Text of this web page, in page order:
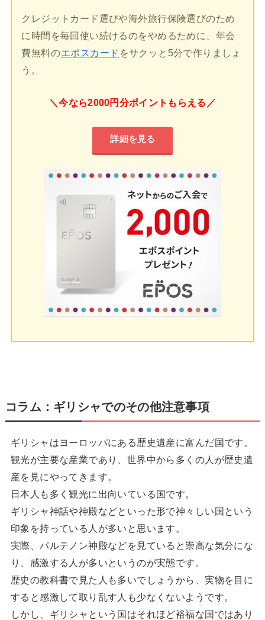
クレジットカード選びや海外旅行保険選びのため
に時間を毎回使い続けるのをやめるために、年会
費無料のエポスカード をサクッと5分で作りましょ
う。
＼今なら2000円分ポイントもらえる／
詳細を見る
コラム：ギリシャでのその他注意事項
ギリシャはヨーロッパにある歴史遺産に富んだ国です。
観光が主要な産業であり、世界中から多くの人が歴史遺
産を見にやってきます。
日本人も多く観光に出向いている国です。
ギリシャ神話や神殿などといった形で神々しい国という
印象を持っている人が多いと思います。
実際、パルテノン神殿などを見ていると崇高な気分にな
り、感激する人が多いというのが実態です。
歴史の教科書で見た人も多いでしょうから、実物を目に
すると感激して取り乱す人も少なくないようです。
しかし、ギリシャという国はそれほど裕福な国ではあり